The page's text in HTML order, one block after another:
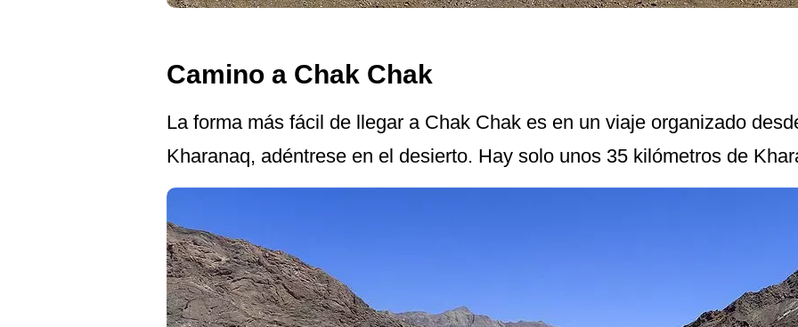
Camino a Chak Chak
La forma más fácil de llegar a Chak Chak es en un viaje organizado
Kharanaq, adéntrese en el desierto. Hay solo unos 35 kilómetros de